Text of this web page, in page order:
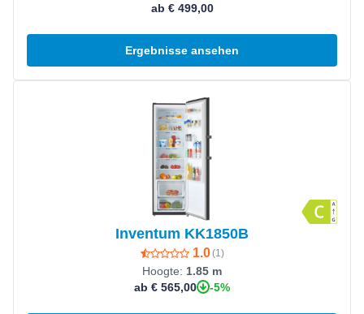
ab € 499,00
Ergebnisse ansehen
Inventum KK1850B
1.0(1 )
Hoogte: 1.85 m
ab € 565,00
-5%